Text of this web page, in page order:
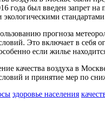
года был введен запрет
прогноза
Это включает в себя
если жилье
качества воздуха в
и принятие мер по
здоровье населения